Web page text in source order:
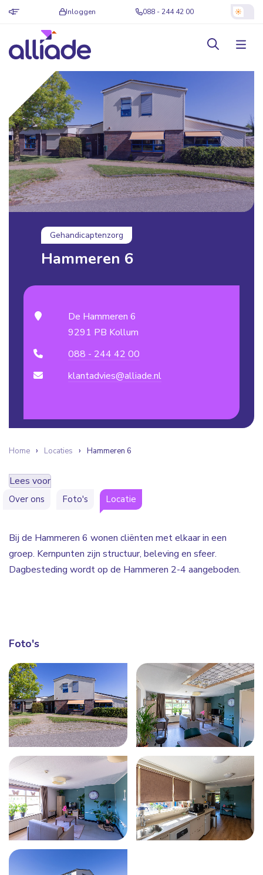
Inloggen 088 - 244 42 00
Gehandicaptenzorg
Hammeren 6
De Hammeren 6
9291 PB Kollum
088 - 244 42 00
klantadvies@alliade.nl
Home Locaties Hammeren 6
Lees voor
Over ons Foto's Locatie
Bij de Hammeren 6 wonen cliënten met elkaar in een
groep. Kernpunten zijn structuur, beleving en sfeer.
Dagbesteding wordt op de Hammeren 2-4 aangeboden.
Foto's